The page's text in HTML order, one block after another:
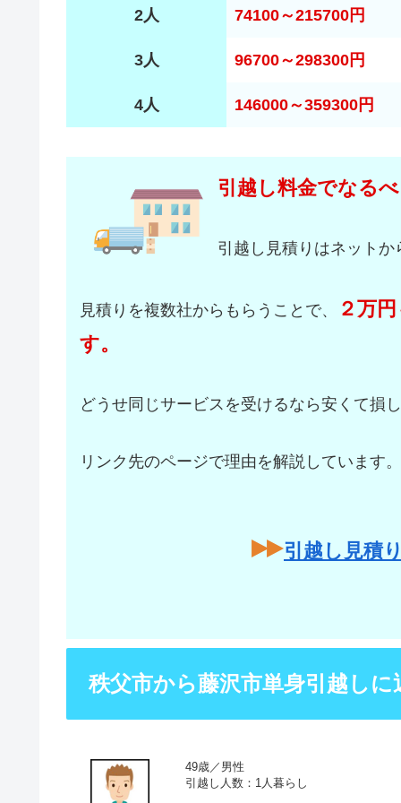
2人 74100～215700円
3人 96700～298300円
4人 146000～359300円
引越し料金でなる
引越し見積りはネット
見積りを複数社からもらうことで、
２万
す。
どうせ同じサービスを受けるなら安くて損
リンク先のページで理由を解説しています。
引越し見積
秩父市から藤沢市単身引越しに
49歳／男性
引越し人数：1人暮らし